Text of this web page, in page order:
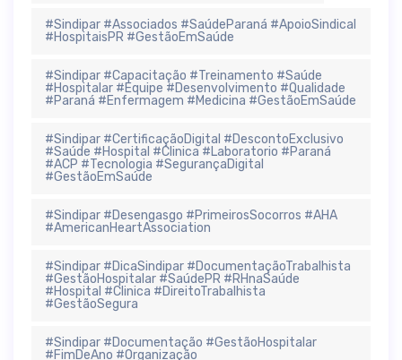
#Sindipar #Associados #SaúdeParaná #ApoioSindical
#HospitaisPR #GestãoEmSaúde
#Sindipar #Capacitação #Treinamento #Saúde
#Hospitalar #Equipe #Desenvolvimento #Qualidade
#Paraná #Enfermagem #Medicina #GestãoEmSaúde
#Sindipar #CertificaçãoDigital #DescontoExclusivo
#Saúde #Hospital #Clinica #Laboratorio #Paraná
#ACP #Tecnologia #SegurançaDigital
#GestãoEmSaúde
#Sindipar #Desengasgo #PrimeirosSocorros #AHA
#AmericanHeartAssociation
#Sindipar #DicaSindipar #DocumentaçãoTrabalhista
#GestãoHospitalar #SaúdePR #RHnaSaúde
#Hospital #Clinica #DireitoTrabalhista
#GestãoSegura
#Sindipar #Documentação #GestãoHospitalar
#FimDeAno #Organização